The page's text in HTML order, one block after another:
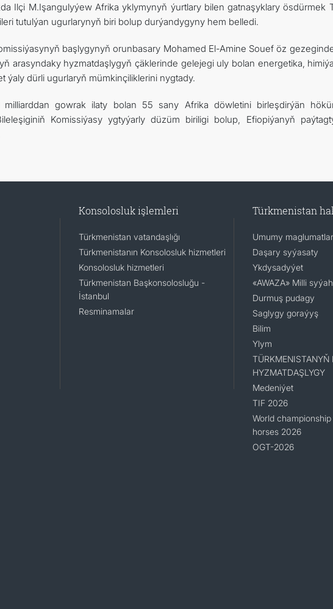
Ilçi M.Işangulyýew Afrika yklymynyň ýurtlary bilen gatnaşyklary ösdürmek
tutulýan ugurlarynyň biri bolup durýandygyny hem belledi.
başlygynyň orunbasary Mohamed El-Amine Souef öz
arasyndaky hyzmatdaşlygyň çäklerinde gelejegi uly bolan energetika,
ýaly dürli ugurlaryň mümkinçiliklerini nygtady.
gowrak ilaty bolan 55 sany Afrika döwletini birleşdirýän
Komissiýasy ygtyýarly düzüm biriligi bolup, Efiopiýanyň
Konsolosluk işlemleri
Türkmenistan vatandaşlığı
Türkmenistanın Konsolosluk hizmetleri
Konsolosluk hizmetleri
Türkmenistan Başkonsolosluğu -
İstanbul
Resminamalar
Türkmenistan
Umumy maglumatlar
Daşary syýasaty
Ykdysadyýet
«AWAZA» Milli
Durmuş pudagy
Saglygy goraýyş
Bilim
Ylym
TÜRKMENISTANYŇ
HYZMATDAŞLYGY
Medeniýet
TIF 2026
World
horses 2026
OGT-2026